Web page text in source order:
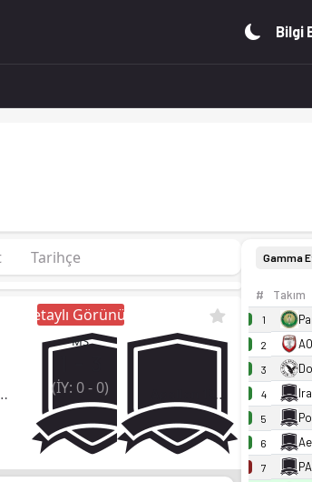
26 puan. Kadro, fikstür ve canlı skor
Bilgi
Tarihçe
Detaylı Görünüm
MS
(İY: 0- 0) Apollon 1960
Gamma
# Takım
1
2
3
4
5
6
7